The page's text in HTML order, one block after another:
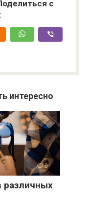
с
интересно
0
различных